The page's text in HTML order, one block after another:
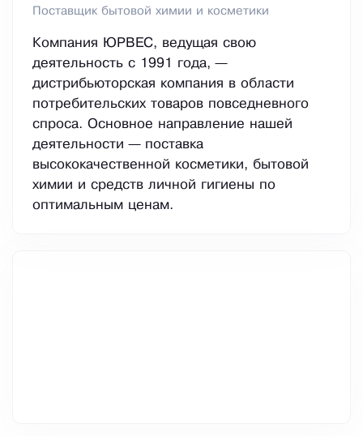
Поставщик бытовой химии и косметики
Компания ЮРВЕС, ведущая свою
деятельность с 1991 года, —
дистрибьюторская компания в области
потребительских товаров повседневного
спроса. Основное направление нашей
деятельности — поставка
высококачественной косметики, бытовой
химии и средств личной гигиены по
оптимальным ценам.